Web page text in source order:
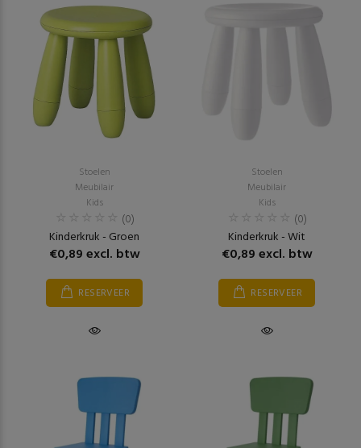
Stoelen
Meubilair
Kids
(0)
Kinderkruk - Groen
€0,89 excl. btw
RESERVEER
Stoelen
Meubilair
Kids
(0)
Kinderkruk - Wit
€0,89 excl. btw
RESERVEER